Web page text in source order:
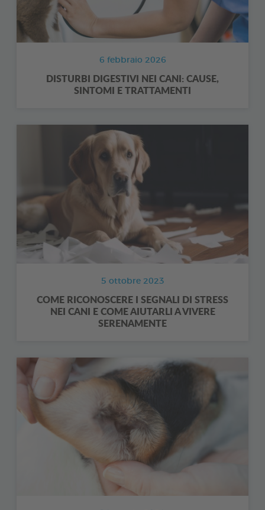
6 febbraio 2026
DISTURBI DIGESTIVI NEI CANI: CAUSE,
SINTOMI E TRATTAMENTI
5 ottobre 2023
COME RICONOSCERE I SEGNALI DI STRESS
NEI CANI E COME AIUTARLI A VIVERE
SERENAMENTE